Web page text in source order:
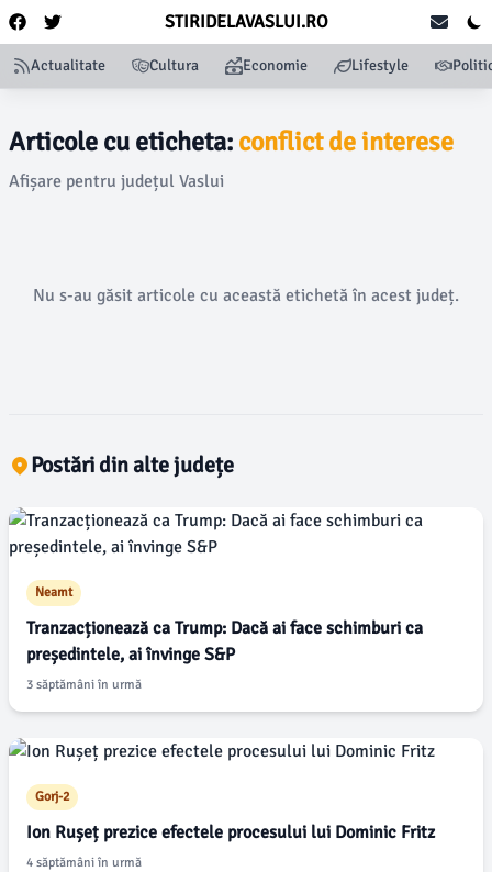
STIRIDELAVASLUI.RO
Actualitate Cultura Economie Lifestyle
Articole cu eticheta: conflict de interese
Afișare pentru județul Vaslui
Nu s-au găsit articole cu această etichetă în acest județ.
Postări din alte județe
Neamt
Tranzacționează ca Trump: Dacă ai face schimburi ca
președintele, ai învinge S&P
3 săptămâni în urmă
Gorj-2
Ion Rușeț prezice efectele procesului lui Dominic Fritz
4 săptămâni în urmă